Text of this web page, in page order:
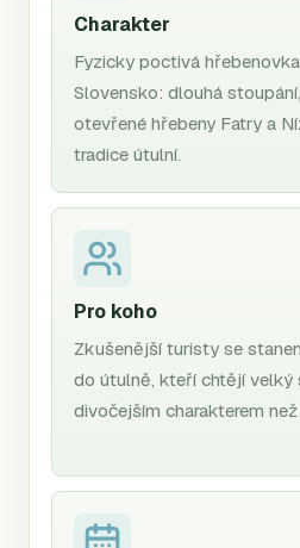
Charakter
Fyzicky poctivá
Slovensko: dlouhá
otevřené hřebeny Fatry a
tradice útulní.
Pro koho
Zkušenější turisty se
do útulně, kteří chtějí velký
divočejším charakterem